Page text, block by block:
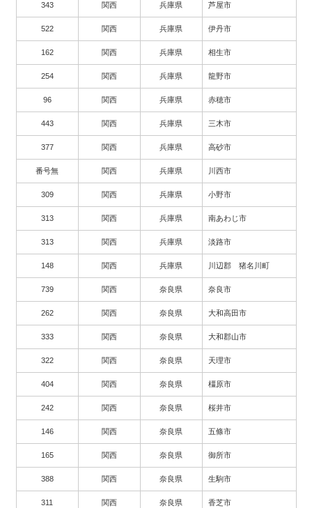
343 関西 兵庫県 芦屋市
522 関西 兵庫県 伊丹市
162 関西 兵庫県 相生市
254 関西 兵庫県 龍野市
96 関西 兵庫県 赤穂市
443 関西 兵庫県 三木市
377 関西 兵庫県 高砂市
番号無 関西 兵庫県 川西市
309 関西 兵庫県 小野市
313 関西 兵庫県 南あわじ市
313 関西 兵庫県 淡路市
148 関西 兵庫県 川辺郡 猪名川町
739 関西 奈良県 奈良市
262 関西 奈良県 大和高田市
333 関西 奈良県 大和郡山市
322 関西 奈良県 天理市
404 関西 奈良県 橿原市
242 関西 奈良県 桜井市
146 関西 奈良県 五條市
165 関西 奈良県 御所市
388 関西 奈良県 生駒市
311 関西 奈良県 香芝市